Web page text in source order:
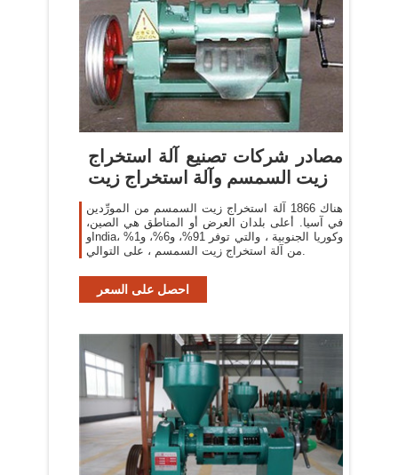
مصادر شركات تصنيع آلة استخراج
زيت السمسم وآلة استخراج زيت
هناك 1866 آلة استخراج زيت السمسم من المورِّدين
في آسيا. أعلى بلدان العرض أو المناطق هي الصين،
وIndia، وكوريا الجنوبية ، والتي توفر 91%، و6%، و1%
من آلة استخراج زيت السمسم ، على التوالي.
احصل على السعر